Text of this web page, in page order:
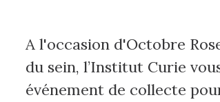
A l'occasion d'Octobre
du sein, l’Institut Curie
événement de collecte